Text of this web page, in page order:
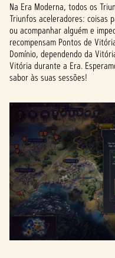
Na Era Moderna, todos os
Triunfos aceleradores: coisas
ou acompanhar alguém e
recompensam Pontos de
Domínio, dependendo da
Vitória durante a Era.
sabor às suas sessões!